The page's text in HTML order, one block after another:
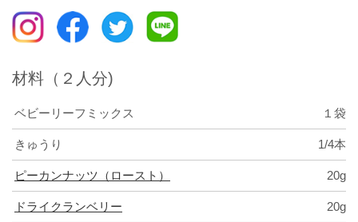
材料（２人分)
ベビーリーフミックス １袋
きゅうり 1/4本
ピーカンナッツ（ロースト） 20g
ドライクランベリー 20g